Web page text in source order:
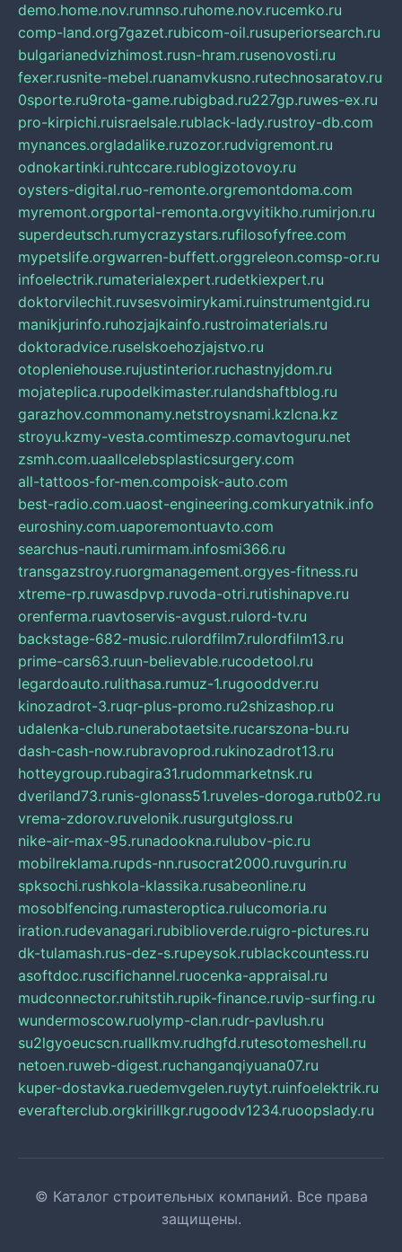
demo.home.nov.rumnso.ruhome.nov.rucemko.ru
comp-land.org7gazet.rubicom-oil.rusuperiorsearch.ru
bulgarianedvizhimost.rusn-hram.rusenovosti.ru
fexer.rusnite-mebel.ruanamvkusno.rutechnosaratov.ru
0sporte.ru9rota-game.rubigbad.ru227gp.ruwes-ex.ru
pro-kirpichi.ruisraelsale.rublack-lady.rustroy-db.com
mynances.orgladalike.ruzozor.rudvigremont.ru
odnokartinki.ruhtccare.rublogizotovoy.ru
oysters-digital.ruo-remonte.orgremontdoma.com
myremont.orgportal-remonta.orgvyitikho.rumirjon.ru
superdeutsch.rumycrazystars.rufilosofyfree.com
mypetslife.orgwarren-buffett.orggreleon.comsp-or.ru
infoelectrik.rumaterialexpert.rudetkiexpert.ru
doktorvilechit.ruvsesvoimirykami.ruinstrumentgid.ru
manikjurinfo.ruhozjajkainfo.rustroimaterials.ru
doktoradvice.ruselskoehozjajstvo.ru
otopleniehouse.rujustinterior.ruchastnyjdom.ru
mojateplica.rupodelkimaster.rulandshaftblog.ru
garazhov.commonamy.netstroysnami.kzlcna.kz
stroyu.kzmy-vesta.comtimeszp.comavtoguru.net
zsmh.com.uaallcelebsplasticsurgery.com
all-tattoos-for-men.compoisk-auto.com
best-radio.com.uaost-engineering.comkuryatnik.info
euroshiny.com.uaporemontuavto.com
searchus-nauti.rumirmam.infosmi366.ru
transgazstroy.ruorgmanagement.orgyes-fitness.ru
xtreme-rp.ruwasdpvp.ruvoda-otri.rutishinapve.ru
orenferma.ruavtoservis-avgust.rulord-tv.ru
backstage-682-music.rulordfilm7.rulordfilm13.ru
prime-cars63.ruun-believable.rucodetool.ru
legardoauto.rulithasa.rumuz-1.rugooddver.ru
kinozadrot-3.ruqr-plus-promo.ru2shizashop.ru
udalenka-club.runerabotaetsite.rucarszona-bu.ru
dash-cash-now.rubravoprod.rukinozadrot13.ru
hotteygroup.rubagira31.rudommarketnsk.ru
dveriland73.runis-glonass51.ruveles-doroga.rutb02.ru
vrema-zdorov.ruvelonik.rusurgutgloss.ru
nike-air-max-95.runadookna.rulubov-pic.ru
mobilreklama.rupds-nn.rusocrat2000.ruvgurin.ru
spksochi.rushkola-klassika.rusabeonline.ru
mosoblfencing.rumasteroptica.rulucomoria.ru
iration.rudevanagari.rubiblioverde.ruigro-pictures.ru
dk-tulamash.rus-dez-s.rupeysok.rublackcountess.ru
asoftdoc.ruscifichannel.ruocenka-appraisal.ru
mudconnector.ruhitstih.rupik-finance.ruvip-surfing.ru
wundermoscow.ruolymp-clan.rudr-pavlush.ru
su2lgyoeucscn.ruallkmv.rudhgfd.rutesotomeshell.ru
netoen.ruweb-digest.ruchanganqiyuana07.ru
kuper-dostavka.ruedemvgelen.ruytyt.ruinfoelektrik.ru
everafterclub.orgkirillkgr.rugoodv1234.ruoopslady.ru
© Каталог строительных компаний. Все права
защищены.